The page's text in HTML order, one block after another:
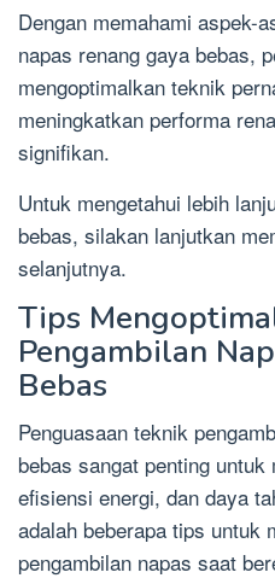
Dengan memahami aspek-
napas renang gaya bebas,
mengoptimalkan teknik
meningkatkan performa
signifikan.
Untuk mengetahui lebih
bebas, silakan lanjutkan
selanjutnya.
Tips
Pengambilan
Bebas
Penguasaan teknik
bebas sangat penting
efisiensi energi, dan daya
adalah beberapa tips untuk
pengambilan napas saat